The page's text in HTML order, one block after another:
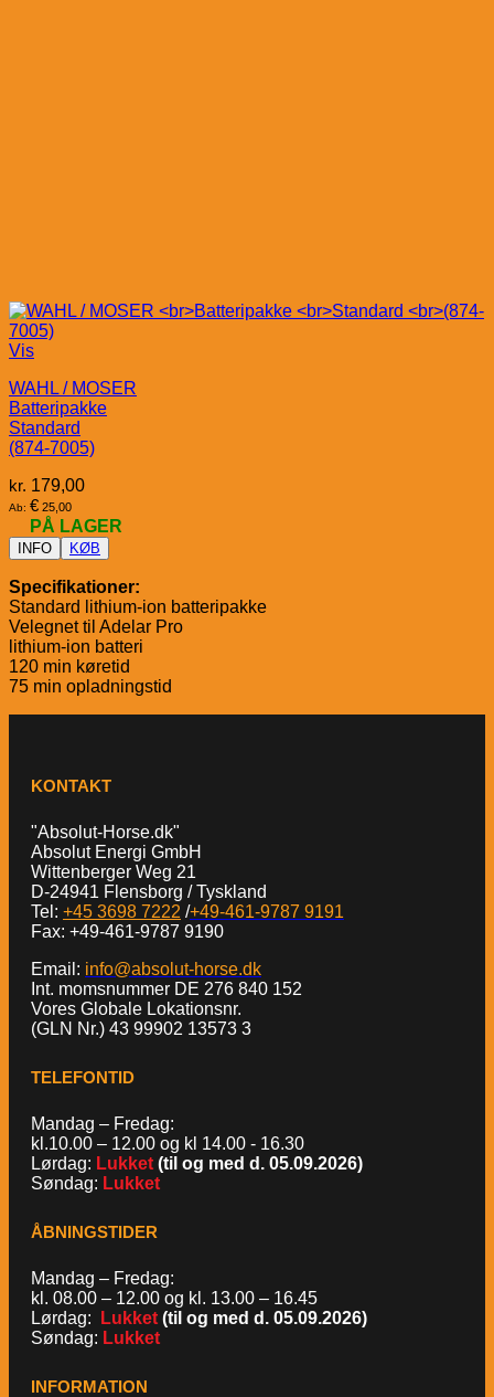
Vis
WAHL / MOSER
Batteripakke
Standard
(874-7005)
kr. 179,00
Ab: € 25,00
PÅ LAGER
INFO KØB
Specifikationer:
Standard lithium-ion batteripakke
Velegnet til Adelar Pro
lithium-ion batteri
120 min køretid
75 min opladningstid
KONTAKT
"Absolut-Horse.dk"
Absolut Energi GmbH
Wittenberger Weg 21
D-24941 Flensborg / Tyskland
Tel: +45 3698 7222 /+49-461-9787 9191
Fax: +49-461-9787 9190
Email: info@absolut-horse.dk
Int. momsnummer DE 276 840 152
Vores Globale Lokationsnr.
(GLN Nr.) 43 99902 13573 3
TELEFONTID
Mandag – Fredag:
kl.10.00 – 12.00 og kl 14.00 - 16.30
Lørdag: Lukket (til og med d. 05.09.2026)
Søndag: Lukket
ÅBNINGSTIDER
Mandag – Fredag:
kl. 08.00 – 12.00 og kl. 13.00 – 16.45
Lørdag:
Lukket (til og med d. 05.09.2026)
Søndag: Lukket
INFORMATION